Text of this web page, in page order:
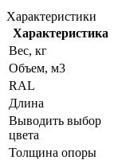
Характеристики
Характеристика
Вес, кг
Объем, м3
RAL
Длина
Выводить выбор
цвета
Толщина опоры